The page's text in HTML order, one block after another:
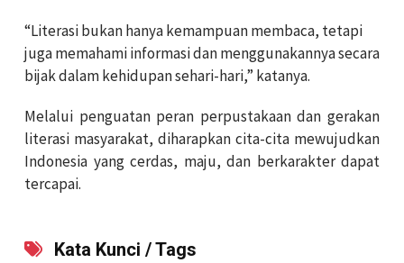
“Literasi bukan hanya kemampuan membaca, tetapi
juga memahami informasi dan menggunakannya secara
bijak dalam kehidupan sehari-hari,” katanya.
Melalui penguatan peran perpustakaan dan gerakan
literasi masyarakat, diharapkan cita-cita mewujudkan
Indonesia yang cerdas, maju, dan berkarakter dapat
tercapai.
Kata Kunci / Tags